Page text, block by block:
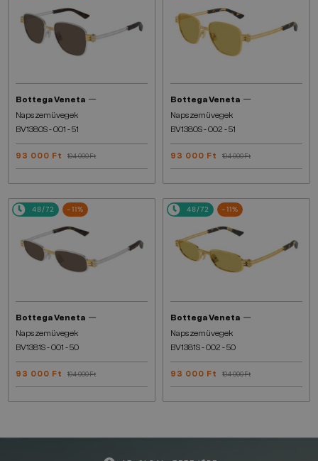
Bottega Veneta —
Napszemüvegek
BV1380S - 001 - 51
93 000 Ft 104 000 Ft
Bottega Veneta —
Napszemüvegek
BV1380S - 002 - 51
93 000 Ft 104 000 Ft
48/72 -11%
Bottega Veneta —
Napszemüvegek
BV1381S - 001 - 50
93 000 Ft 104 000 Ft
48/72 -11%
Bottega Veneta —
Napszemüvegek
BV1381S - 002 - 50
93 000 Ft 104 000 Ft